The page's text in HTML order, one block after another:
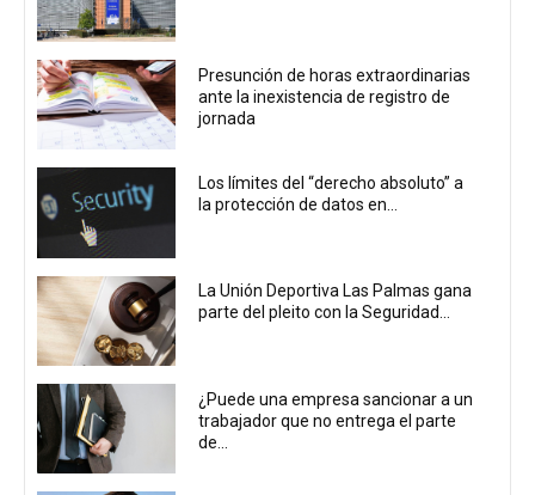
Presunción de horas extraordinarias
ante la inexistencia de registro de
jornada
Los límites del “derecho absoluto” a
la protección de datos en...
La Unión Deportiva Las Palmas gana
parte del pleito con la Seguridad...
¿Puede una empresa sancionar a un
trabajador que no entrega el parte
de...